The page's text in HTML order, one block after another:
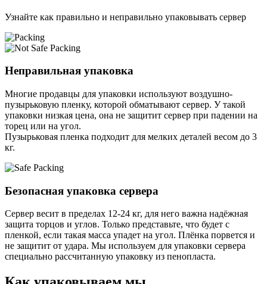
Узнайте как правильно и неправильно упаковывать сервер
Неправильная упаковка
Многие продавцы для упаковки используют воздушно-
пузырьковую пленку, которой обматывают сервер. У такой
упаковки низкая цена, она не защитит сервер при падении на
торец или на угол.
Пузырьковая пленка подходит для мелких деталей весом до 3
кг.
Безопасная упаковка сервера
Сервер весит в пределах 12-24 кг, для него важна надёжная
защита торцов и углов. Только представьте, что будет с
пленкой, если такая масса упадет на угол. Плёнка порвется и
не защитит от удара. Мы используем для упаковки сервера
специально расcчитанную упаковку из пенопласта.